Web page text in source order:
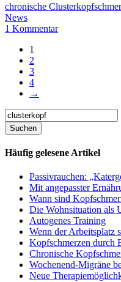
chronische
News
1 Kommentar
1
2
3
4
→
Häufig gelesene Artikel
Passivrauchen:
Mit angepasster
Wann sind
Die Wohnsituation als
Autogenes Training
Wenn der Arbeitsplatz
Kopfschmerzen durch
Chronische
Wochenend-Migräne
Neue